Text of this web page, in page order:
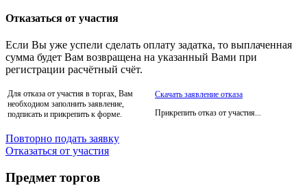
Отказаться от участия
Если Вы уже успели сделать оплату задатка, то выплаченная
сумма будет Вам возвращена на указанный Вами при
регистрации расчётный счёт.
Для отказа от участия в торгах, Вам
необходиом заполнить заявление,
подписать и прикрепить к форме.
Скачать заявление отказа
Прикрепить отказ от участия...
Повторно подать заявку
Отказаться от участия
Предмет торгов